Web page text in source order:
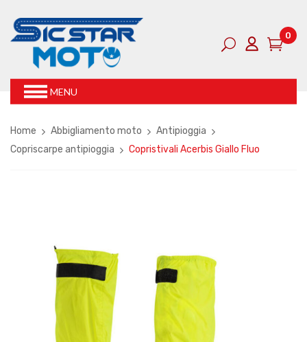
0
MENU
Home Abbigliamento moto
Antipioggia
Copriscarpe antipioggia
Copristivali Acerbis Giallo Fluo